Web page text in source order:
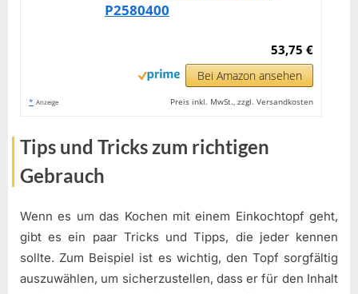
P2580400
53,75 €
Bei Amazon ansehen
* Anzeige Preis inkl. MwSt., zzgl. Versandkosten
Tips und Tricks zum richtigen
Gebrauch
Wenn es um das Kochen mit einem Einkochtopf geht,
gibt es ein paar Tricks und Tipps, die jeder kennen
sollte. Zum Beispiel ist es wichtig, den Topf sorgfältig
auszuwählen, um sicherzustellen, dass er für den Inhalt